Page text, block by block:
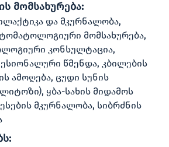
მომსახურება:
და მკურნალობა,
მომსახურება,
კონსულტაცია,
წმენდა, კბილების
ამოღება, ცუდი სუნის
ყბა-სახის მიდამოს
მკურნალობა, სიბრძნის